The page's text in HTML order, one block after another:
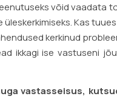
võid vaadata
Kas
kerkinud
ikkagi ise vastuseni
vastasseisus,